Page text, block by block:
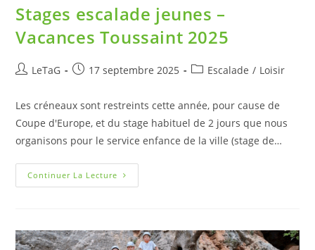
Stages escalade jeunes –
Vacances Toussaint 2025
LeTaG 17 septembre 2025 Escalade / Loisir
Les créneaux sont restreints cette année, pour cause de
Coupe d'Europe, et du stage habituel de 2 jours que nous
organisons pour le service enfance de la ville (stage de…
Continuer La Lecture